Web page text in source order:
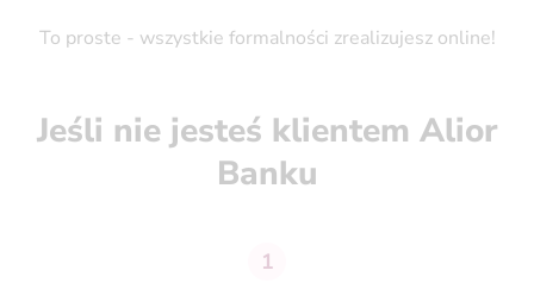
To proste - wszystkie formalności zrealizujesz online!
Jeśli nie jesteś klientem Alior
Banku
1